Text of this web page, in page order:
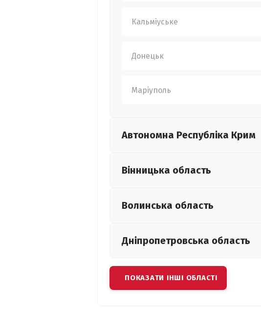
Кальміуське
Донецьк
Маріуполь
Автономна Республіка Крим
Вінницька область
Волинська область
Дніпропетровська область
ПОКАЗАТИ ІНШІ ОБЛАСТІ